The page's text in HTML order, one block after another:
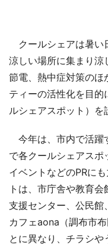
クールシェアは暑い
涼しい場所に集まり涼
節電、熱中症対策のほ
ティーの活性化を目
ルシェアスポット）を
今年は、市内で活躍
で各クールシェアス
イベントなどのPRに
トは、市庁舎や教育
支援センター、公民館
カフェaona（調布市
とに異なり、チラシ